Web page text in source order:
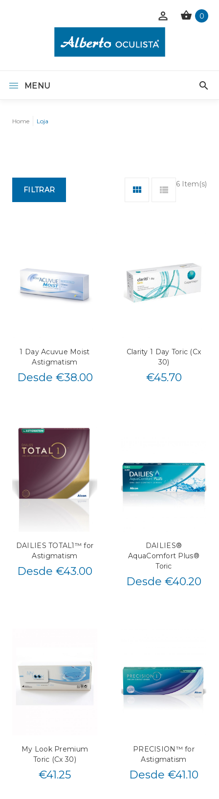
0
MENU
Home Loja
6 Item(s)
FILTRAR
1 Day Acuvue Moist
Astigmatism
Desde €38.00
Clarity 1 Day Toric (Cx
30)
€45.70
DAILIES TOTAL1™ for
Astigmatism
Desde €43.00
DAILIES®
AquaComfort Plus®
Toric
Desde €40.20
My Look Premium
Toric (Cx 30)
€41.25
PRECISION™ for
Astigmatism
Desde €41.10